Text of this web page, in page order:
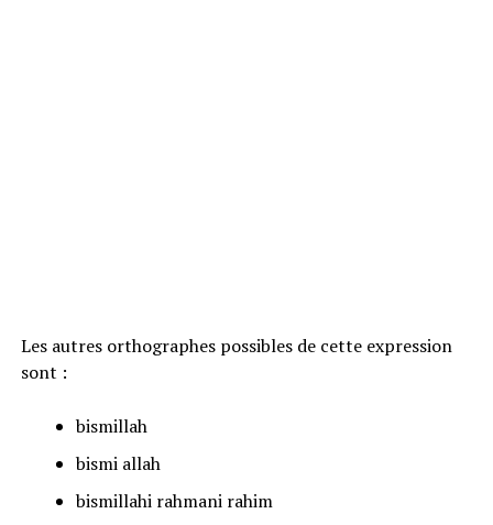
Les autres orthographes possibles de cette expression
sont :
bismillah
bismi allah
bismillahi rahmani rahim